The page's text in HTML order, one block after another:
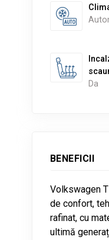
Da
BENEFICII
Volkswagen
de confort,
rafinat, cu
ultimă